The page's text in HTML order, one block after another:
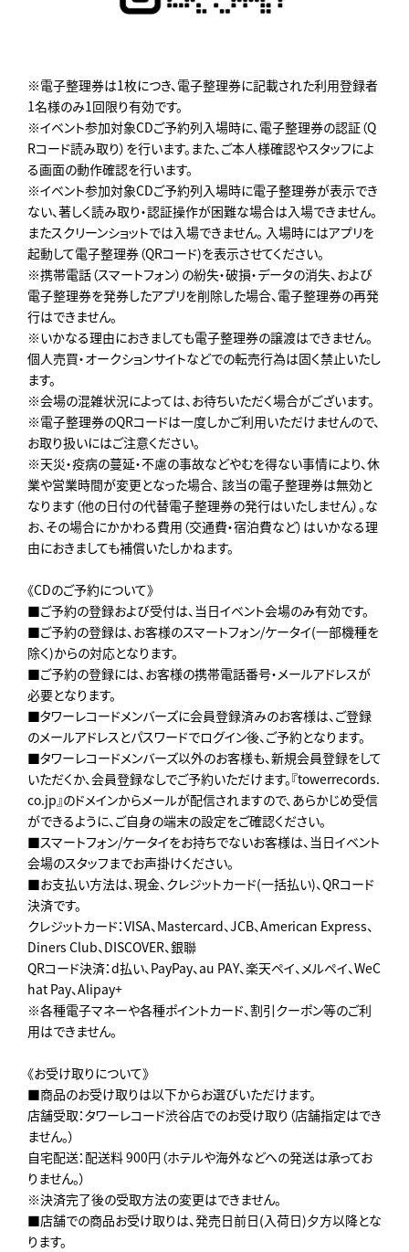
※電子整理券は1枚につき、電子整理券に記載された利用登録者
1名様のみ1回限り有効です。
※イベント参加対象CDご予約列入場時に、電子整理券の認証（Q
Rコード読み取り）を行います。また、ご本人様確認やスタッフによ
る画面の動作確認を行います。
※イベント参加対象CDご予約列入場時に電子整理券が表示でき
ない、著しく読み取り・認証操作が困難な場合は入場できません。
またスクリーンショットでは入場できません。 入場時にはアプリを
起動して電子整理券（QRコード)を表示させてください。
※携帯電話（スマートフォン）の紛失・破損・データの消失、および
電子整理券を発券したアプリを削除した場合、電子整理券の再発
行はできません。
※いかなる理由におきましても電子整理券の譲渡はできません。
個人売買・オークションサイトなどでの転売行為は固く禁止いたし
ます。
※会場の混雑状況によっては、お待ちいただく場合がございます。
※電子整理券のQRコードは一度しかご利用いただけませんので、
お取り扱いにはご注意ください。
※天災・疫病の蔓延・不慮の事故などやむを得ない事情により、休
業や営業時間が変更となった場合、 該当の電子整理券は無効と
なります（他の日付の代替電子整理券の発行はいたしません）。な
お、その場合にかかわる費用（交通費・宿泊費など）はいかなる理
由におきましても補償いたしかねます。
《CDのご予約について》
■ご予約の登録および受付は、当日イベント会場のみ有効です。
■ご予約の登録は、お客様のスマートフォン/ケータイ(一部機種を
除く)からの対応となります。
■ご予約の登録には、お客様の携帯電話番号・メールアドレスが
必要となります。
■タワーレコードメンバーズに会員登録済みのお客様は、ご登録
のメールアドレスとパスワードでログイン後、ご予約となります。
■タワーレコードメンバーズ以外のお客様も、新規会員登録をして
いただくか、会員登録なしでご予約いただけます。『towerrecords.
co.jp』のドメインからメールが配信されますので、あらかじめ受信
ができるように、ご自身の端末の設定をご確認ください。
■スマートフォン/ケータイをお持ちでないお客様は、当日イベント
会場のスタッフまでお声掛けください。
■お支払い方法は、現金、クレジットカード(一括払い)、QRコード
決済です。
クレジットカード：VISA、Mastercard、JCB、American Express、
Diners Club、DISCOVER、銀聯
QRコード決済：d払い、PayPay、au PAY、楽天ペイ、メルペイ、WeC
hat Pay、Alipay+
※各種電子マネーや各種ポイントカード、割引クーポン等のご利
用はできません。
《お受け取りについて》
■商品のお受け取りは以下からお選びいただけます。
店舗受取：タワーレコード渋谷店でのお受け取り（店舗指定はでき
ません。）
自宅配送：配送料 900円（ホテルや海外などへの発送は承ってお
りません。）
※決済完了後の受取方法の変更はできません。
■店舗での商品お受け取りは、発売日前日(入荷日)夕方以降とな
ります。